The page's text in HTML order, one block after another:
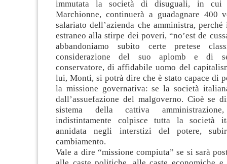
immutata la società di disuguali, in cui
Marchionne, continuerà a guadagnare
salariato dell’azienda che amministra,
estraneo alla stirpe dei poveri, “no’est de
abbandoniamo subito certe pretese
considerazione del suo aplomb e di
conservatore, di affidabile uomo del
lui, Monti, si potrà dire che è stato capace di
la missione governativa: se la società
dall’assuefazione del malgoverno. Cioè se
sistema della cattiva
indistintamente colpisce tutta la società
annidata negli interstizi del potere,
cambiamento.
Vale a dire “missione compiuta” se si sarà